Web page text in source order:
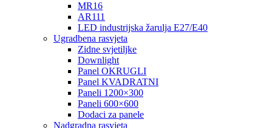
MR16
AR111
LED industrijska žarulja E27/E40
Ugradbena rasvjeta
Zidne svjetiljke
Downlight
Panel OKRUGLI
Panel KVADRATNI
Paneli 1200×300
Paneli 600×600
Dodaci za panele
Nadgradna rasvjeta